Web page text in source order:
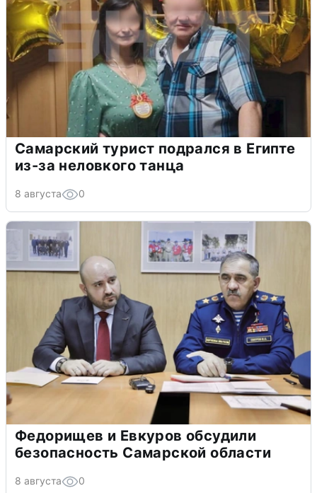
Самарский турист подрался в Египте
из-за неловкого танца
8 августа 0
Федорищев и Евкуров обсудили
безопасность Самарской области
8 августа 0